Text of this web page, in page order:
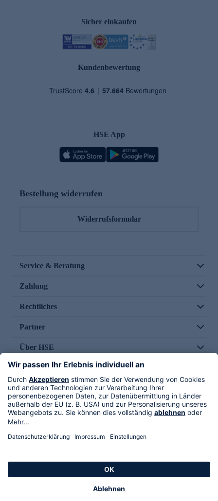
Sicher einkaufen
Kundenbewertung
HSE App
Bestellung widerrufen
Widerrufsformular
Service & Beratung
Zahlung
Rechtliches
Partner
Über HSE
Im TV
HSE International